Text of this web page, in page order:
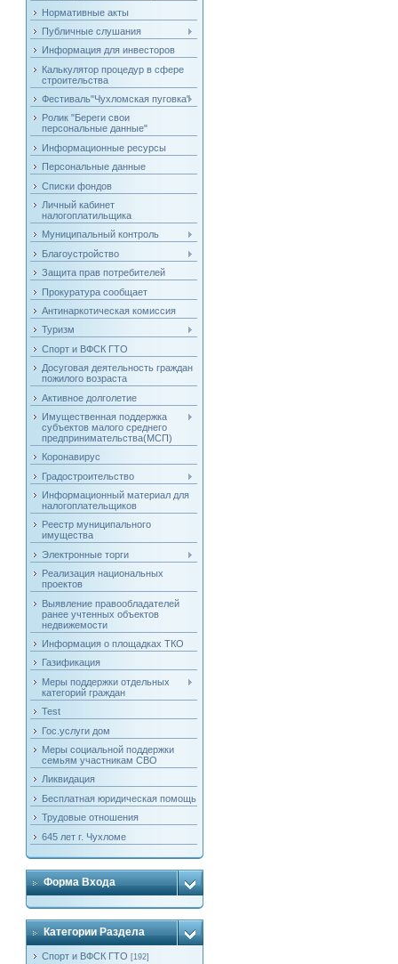
Нормативные акты
Публичные слушания
Информация для инвесторов
Калькулятор процедур в сфере
строительства
Фестиваль"Чухломская пуговка"
Ролик "Береги свои
персональные данные"
Информационные ресурсы
Персональные данные
Списки фондов
Личный кабинет
налогоплатильщика
Муниципальный контроль
Благоустройство
Защита прав потребителей
Прокуратура сообщает
Антинаркотическая комиссия
Туризм
Спорт и ВФСК ГТО
Досуговая деятельность граждан
пожилого возраста
Активное долголетие
Имущественная поддержка
субъектов малого среднего
предпринимательства(МСП)
Коронавирус
Градостроительство
Информационный материал для
налогоплательщиков
Реестр муниципального
имущества
Электронные торги
Реализация национальных
проектов
Выявление правообладателей
ранее учтенных объектов
недвижемости
Информация о площадках ТКО
Газификация
Меры поддержки отдельных
категорий граждан
Test
Гос.услуги дом
Меры социальной поддержки
семьям участникам СВО
Ликвидация
Бесплатная юридическая помощь
Трудовые отношения
645 лет г. Чухломе
Форма Входа
Категории Раздела
Спорт и ВФСК ГТО [192]